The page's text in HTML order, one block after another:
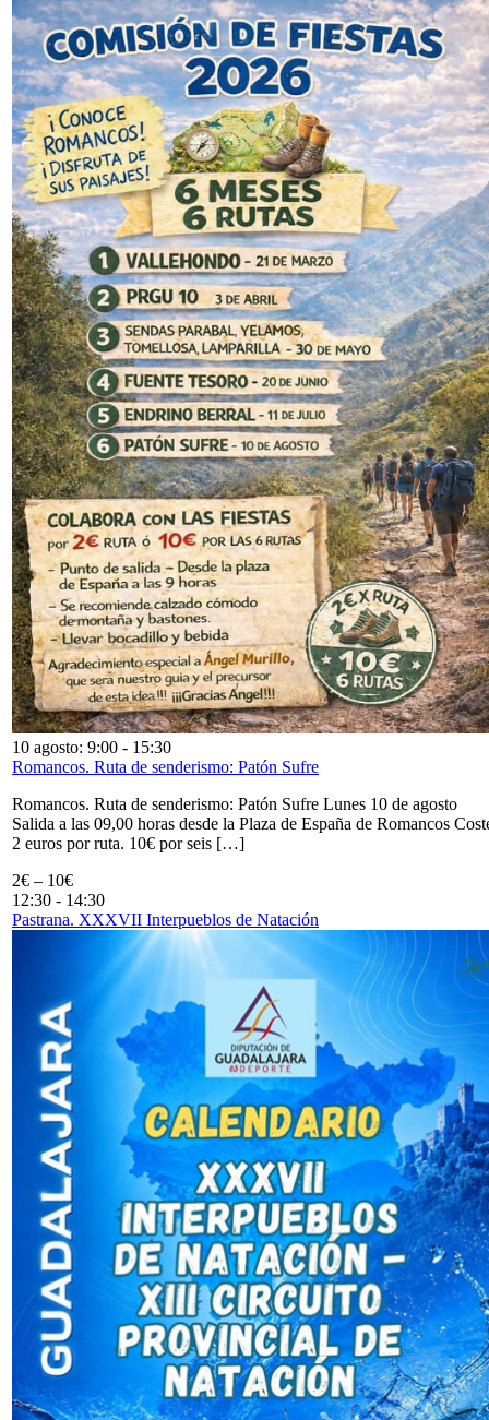
10 agosto: 9:00 - 15:30
Romancos. Ruta de senderismo: Patón Sufre
Romancos. Ruta de senderismo: Patón Sufre Lunes 10 de agosto
Salida a las 09,00 horas desde la Plaza de España de Romancos
2 euros por ruta. 10€ por seis […]
2€ – 10€
12:30 - 14:30
Pastrana. XXXVII Interpueblos de Natación